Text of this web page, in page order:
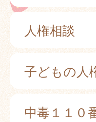
人権相談
子どもの人
中毒１１０